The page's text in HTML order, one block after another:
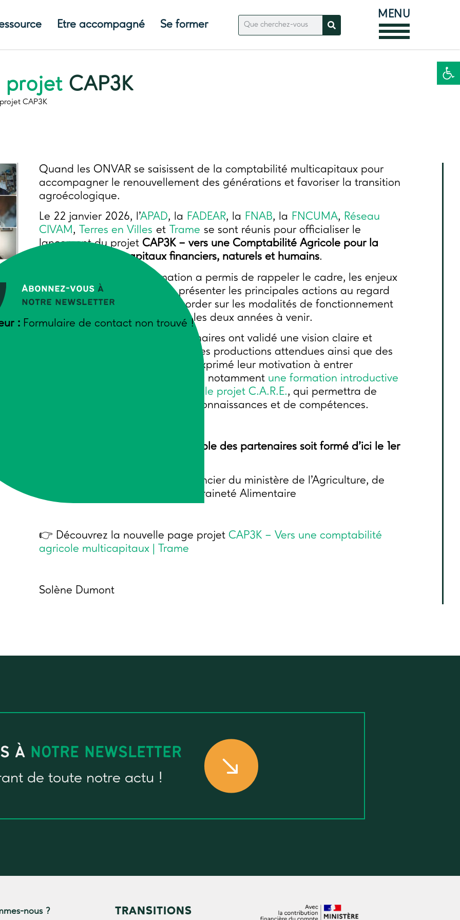
Ouvrir
Etre accompagné Se former
MENU
Abonnez-vous à
notre newsletter
: Formulaire de contact non trouvé !
projet CAP3K
CAP3K
Quand les ONVAR se saisissent de la comptabilité multicapitaux pour
accompagner le renouvellement des générations et favoriser la transition
agroécologique.
Le 22 janvier 2026, l’APAD, la FADEAR, la FNAB, la FNCUMA, Réseau
CIVAM, Terres en Villes et Trame se sont réunis pour officialiser le
lancement du projet CAP3K – vers une Comptabilité Agricole pour la
Préservation des capitaux financiers, naturels et humains.
Ce premier comité d’animation a permis de rappeler le cadre, les enjeux
et l’ambition du projet, d’en présenter les principales actions au regard
des objectifs fixés, et de s’accorder sur les modalités de fonctionnement
entre les sept partenaires pour les deux années à venir.
À l’issue de la réunion, les partenaires ont validé une vision claire et
partagée des rôles de chacun, des productions attendues ainsi que des
premières échéances. Tous ont exprimé leur motivation à entrer
rapidement dans le concret, avec notamment une formation introductive
sur la comptabilité écologique et le projet C.A.R.E., qui permettra de
construire un socle commun de connaissances et de compétences.
Premier cap fixé : que l’ensemble des partenaires soit formé d’ici le 1er
Projet réalisé avec le soutien financier du ministère de l’Agriculture, de
l’Agro-Alimentaire et de la Souveraineté Alimentaire
👉 Découvrez la nouvelle page projet CAP3K – Vers une comptabilité
agricole multicapitaux | Trame
Solène Dumont
À NOTRE NEWSLETTER
de toute notre actu !
nous ? TRANSITIONS